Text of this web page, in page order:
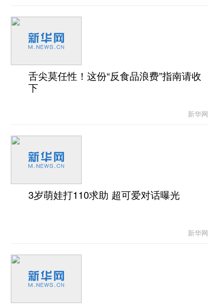
舌尖莫任性！这份“反食品浪费”指南请收
下
新华网
3岁萌娃打110求助 超可爱对话曝光
新华网